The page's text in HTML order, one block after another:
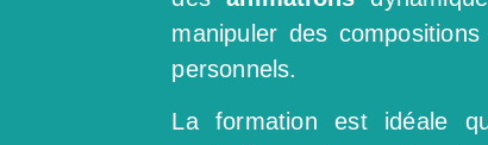
manipuler des
personnels.
La formation est idéale